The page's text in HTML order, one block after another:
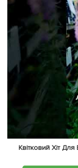
Квітковий Хіт